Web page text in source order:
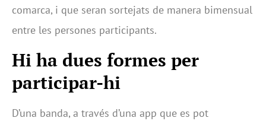
comarca, i que seran sortejats de manera bimensual
entre les persones participants.
Hi ha dues formes per
participar-hi
D’una banda, a través d’una app que es pot